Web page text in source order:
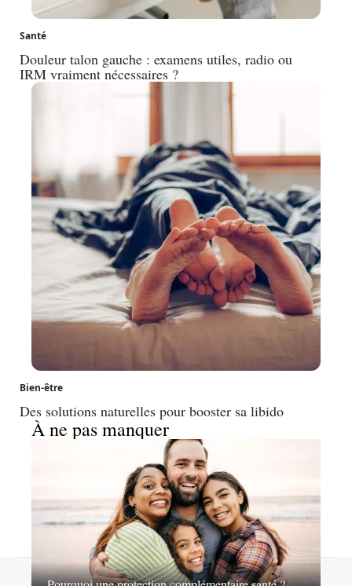
Santé
Douleur talon gauche : examens utiles, radio ou
IRM vraiment nécessaires ?
Bien-être
Des solutions naturelles pour booster sa libido
À ne pas manquer
Contact Mentions légales Sitemap